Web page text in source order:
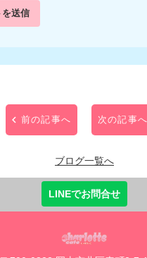
前の記事へ 次の記事へ
ブログ一覧へ
LINEでお問合せ